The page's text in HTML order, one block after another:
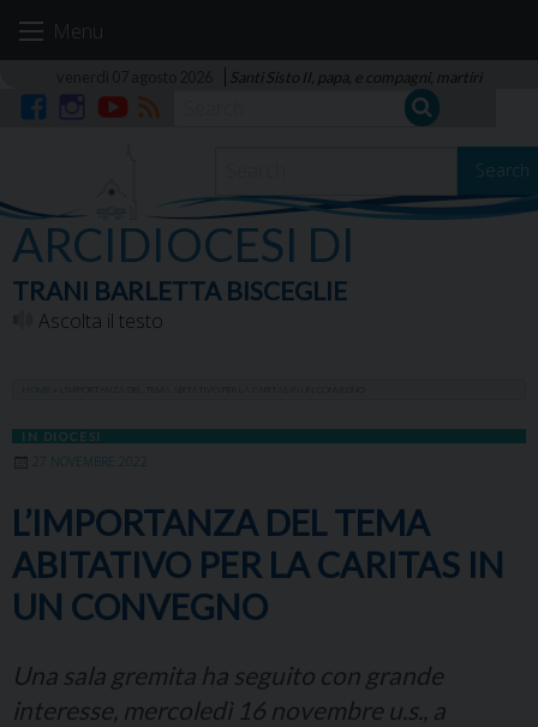
Menu
Santi Sisto II, papa, e compagni, martiri
Search
ARCIDIOCESI DI
TRANI BARLETTA BISCEGLIE
Ascolta il testo
IN DIOCESI
27 NOVEMBRE 2022
L’IMPORTANZA DEL TEMA
ABITATIVO PER LA CARITAS IN
UN CONVEGNO
Una sala gremita ha seguito con grande
interesse, mercoledì 16 novembre u.s., a